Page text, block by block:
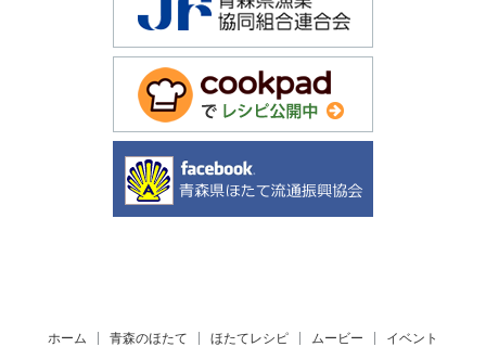
ホーム 青森のほたて ほたてレシピ ムービー イベント